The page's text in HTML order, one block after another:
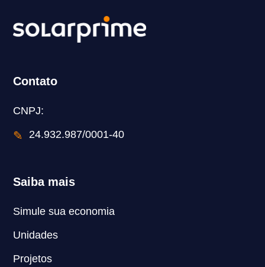
Contato
CNPJ:
✎
24.932.987/0001-40
Saiba mais
Simule sua economia
Unidades
Projetos